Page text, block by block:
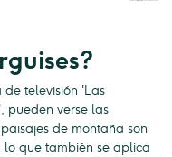
televisión 'Las
pueden verse las
de montaña son
lo que también se aplica